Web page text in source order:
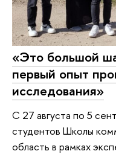
«Это большой
первый опыт
исследования»
С 27 августа по 5
студентов Школы
область в рамках